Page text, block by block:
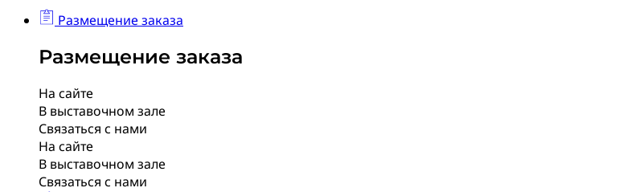
Размещение заказа
Размещение заказа
На сайте
В выставочном зале
Связаться с нами
На сайте
В выставочном зале
Связаться с нами